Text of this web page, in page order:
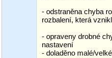
- odstraněna chyba
rozbalení, která
- opraveny drobné
nastavení
- doladěno malé/